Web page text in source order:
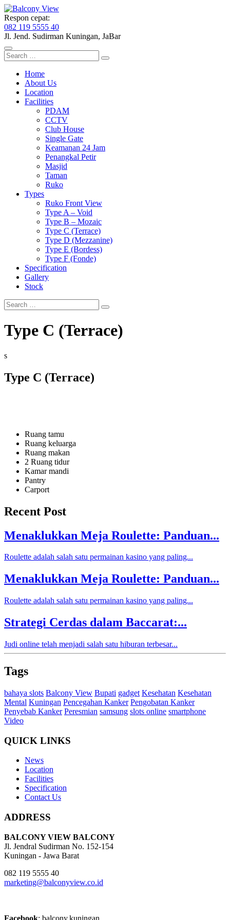
Respon cepat:
082 119 5555 40
Jl. Jend. Sudirman Kuningan, JaBar
Search
for:
Home
About Us
Location
Facilities
PDAM
CCTV
Club House
Single Gate
Keamanan 24 Jam
Penangkal Petir
Masjid
Taman
Ruko
Types
Ruko Front View
Type A – Void
Type B – Mozaic
Type C (Terrace)
Type D (Mezzanine)
Type E (Bordess)
Type F (Fonde)
Specification
Gallery
Stock
Search
for:
Type C (Terrace)
s
Type C (Terrace)
Ruang tamu
Ruang keluarga
Ruang makan
2 Ruang tidur
Kamar mandi
Pantry
Carport
Recent Post
Menaklukkan Meja Roulette: Panduan...
Roulette adalah salah satu permainan kasino yang paling...
Menaklukkan Meja Roulette: Panduan...
Roulette adalah salah satu permainan kasino yang paling...
Strategi Cerdas dalam Baccarat:...
Judi online telah menjadi salah satu hiburan terbesar...
Tags
bahaya slots Balcony View Bupati gadget Kesehatan Kesehatan
Mental Kuningan Pencegahan Kanker Pengobatan Kanker
Penyebab Kanker Peresmian samsung slots online smartphone
Video
QUICK LINKS
News
Location
Facilities
Specification
Contact Us
ADDRESS
BALCONY VIEW BALCONY
Jl. Jendral Sudirman No. 152-154
Kuningan - Jawa Barat
082 119 5555 40
marketing@balconyview.co.id
Facebook: balcony.kuningan